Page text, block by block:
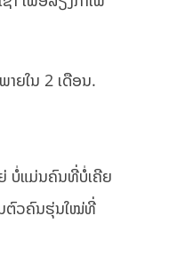
ຍໃນ 2 ເດືອນ.
ບໍ່ແມ່ນຄົນທີ່ບໍ່ເຄີຍ
ນຕົວຄົນຮຸ່ນໃໝ່ທີ່